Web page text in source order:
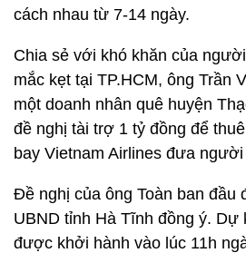
cách nhau từ 7-14 ngày.
Chia sẻ với khó khăn của
mắc kẹt tại TP.HCM, ông Trần
một doanh nhân quê huyện
đề nghị tài trợ 1 tỷ đồng để
bay Vietnam Airlines đưa
Đề nghị của ông Toàn ban đầu
UBND tỉnh Hà Tĩnh đồng ý. Dự
được khởi hành vào lúc 11h